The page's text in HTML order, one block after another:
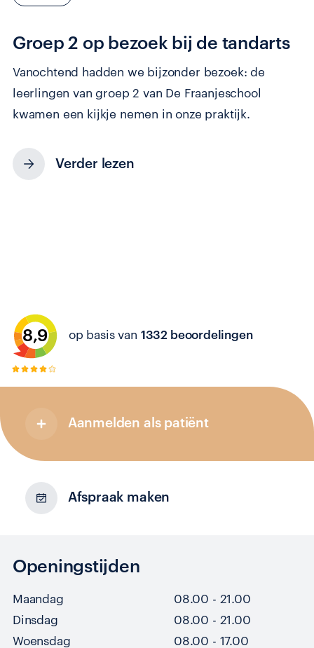
Groep 2 op bezoek bij de tandarts
Vanochtend hadden we bijzonder bezoek: de
leerlingen van groep 2 van De Fraanjeschool
kwamen een kijkje nemen in onze praktijk.
Verder lezen
8,9 op basis van 1332 beoordelingen
Aanmelden als patiënt
Afspraak maken
Openingstijden
Maandag
08.00 - 21.00
Dinsdag
08.00 - 21.00
Woensdag
08.00 - 17.00